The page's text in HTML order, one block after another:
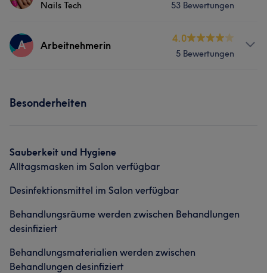
Nails Tech 53 Bewertungen
Services
A Arbeitnehmerin
4.0
5 Bewertungen
Besonderheiten
Sauberkeit und Hygiene
Alltagsmasken im Salon verfügbar
Desinfektionsmittel im Salon verfügbar
Behandlungsräume werden zwischen Behandlungen
desinfiziert
Behandlungsmaterialien werden zwischen
Behandlungen desinfiziert